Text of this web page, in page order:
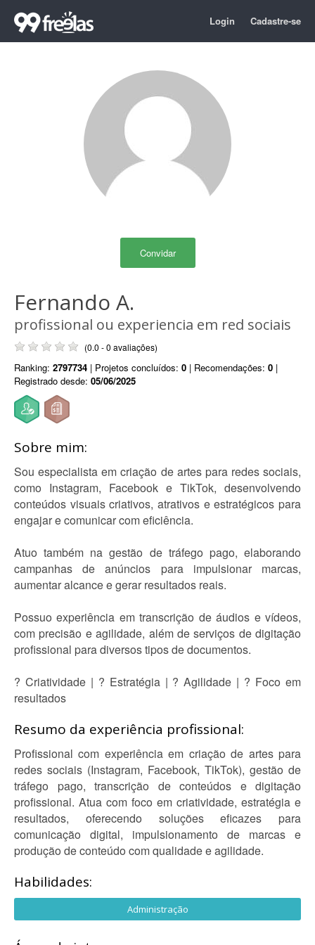
Login Cadastre-se
Convidar
Fernando A.
profissional ou experiencia em red sociais
(0.0 - 0 avaliações)
Ranking: 2797734 | Projetos concluídos: 0 | Recomendações: 0 |
Registrado desde: 05/06/2025
Sobre mim:
Sou especialista em criação de artes para redes sociais,
como Instagram, Facebook e TikTok, desenvolvendo
conteúdos visuais criativos, atrativos e estratégicos para
engajar e comunicar com eficiência.
Atuo também na gestão de tráfego pago, elaborando
campanhas de anúncios para impulsionar marcas,
aumentar alcance e gerar resultados reais.
Possuo experiência em transcrição de áudios e vídeos,
com precisão e agilidade, além de serviços de digitação
profissional para diversos tipos de documentos.
? Criatividade | ? Estratégia | ? Agilidade | ? Foco em
resultados
Resumo da experiência profissional:
Profissional com experiência em criação de artes para
redes sociais (Instagram, Facebook, TikTok), gestão de
tráfego pago, transcrição de conteúdos e digitação
profissional. Atua com foco em criatividade, estratégia e
resultados, oferecendo soluções eficazes para
comunicação digital, impulsionamento de marcas e
produção de conteúdo com qualidade e agilidade.
Habilidades:
Administração